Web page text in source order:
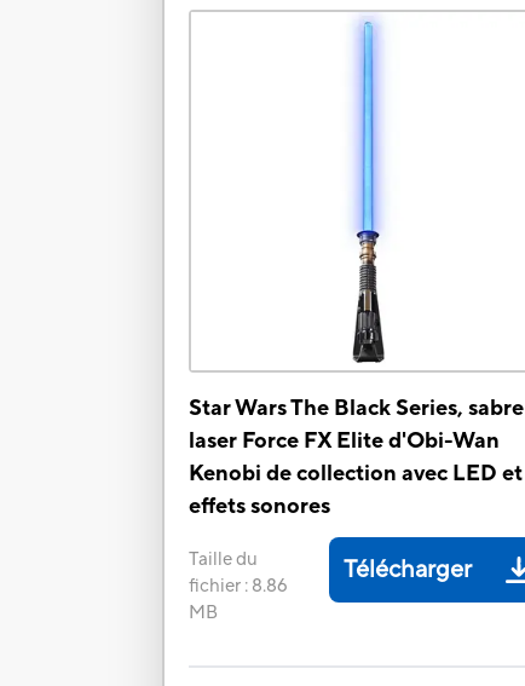
Star Wars The Black Series, sabre
laser Force FX Elite d'Obi-Wan
Kenobi de collection avec LED et
effets sonores
Taille du
fichier : 8.86
MB
Télécharger